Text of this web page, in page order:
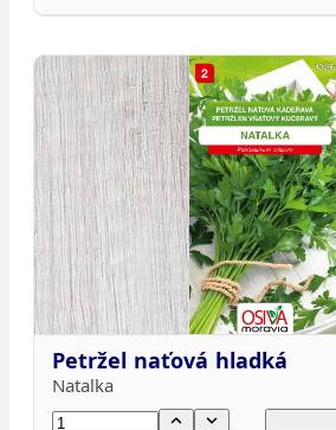
Petržel naťová hladká
Natalka